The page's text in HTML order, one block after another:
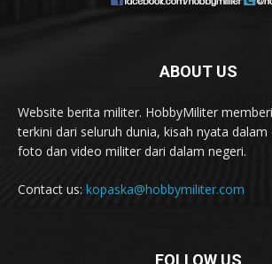
ABOUT US
Website berita militer. HobbyMiliter
terkini dari seluruh dunia, kisah nyata
foto dan video militer dari dalam negeri.
Contact us: kopaska@hobbymiliter.com
FOLLOW US